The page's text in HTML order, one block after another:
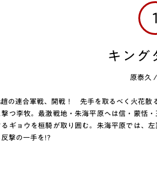
1
キング
原泰久 /
趙の連合軍戦、開戦！ 先手を取るべく火花
撃つ李牧。最激戦地・朱海平原へは信・蒙恬
るギョウを桓騎が取り囲む。朱海平原では、
撃の一手を!?